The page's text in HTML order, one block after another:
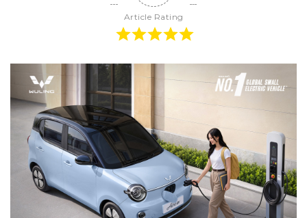
Article Rating